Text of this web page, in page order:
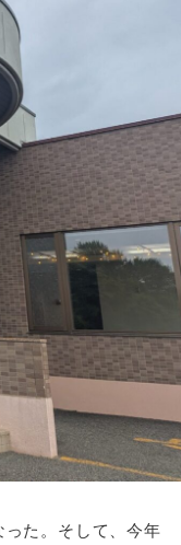
た。そして、今年